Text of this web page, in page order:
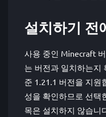
설치하기 전
사용 중인 Minecraft
는 버전과 일치하는지
준 1.21.1 버전을 지원
성을 확인하므로 선택
목은 설치하지 않습니